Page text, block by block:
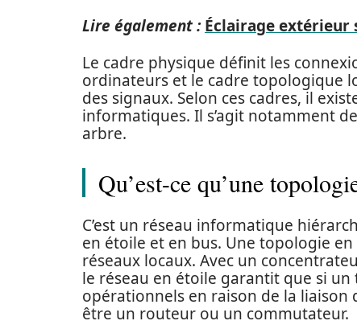
Lire également : Éclairage extérieur
Le cadre physique définit les
ordinateurs et le cadre topologique
des signaux. Selon ces cadres, il
informatiques. Il s’agit notamment
arbre.
Qu’est-ce qu’une
C’est un réseau informatique
en étoile et en bus. Une topologie
réseaux locaux. Avec un
le réseau en étoile garantit que si
opérationnels en raison de la
être un routeur ou un commutateur.